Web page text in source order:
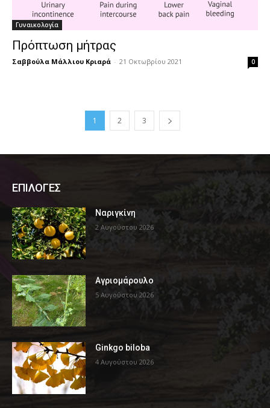
Γυναικολογία
Πρόπτωση μήτρας
Σαββούλα Μάλλιου Κριαρά - 21 Οκτωβρίου 2021 0
1 2 3
ΕΠΙΛΟΓΕΣ
Ναριγκίνη
2 Αυγούστου 2026
Αγριομάρουλο
5 Αυγούστου 2026
Ginkgo biloba
4 Αυγούστου 2026